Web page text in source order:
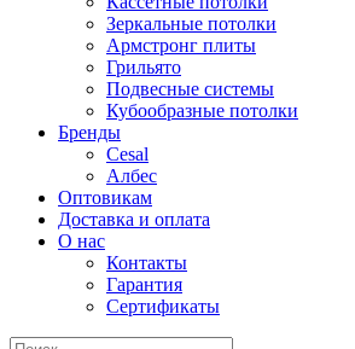
Зеркальные потолки
Армстронг плиты
Грильято
Подвесные системы
Кубообразные потолки
Бренды
Cesal
Албес
Оптовикам
Доставка и оплата
О нас
Контакты
Гарантия
Сертификаты